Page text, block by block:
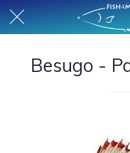
Besugo -